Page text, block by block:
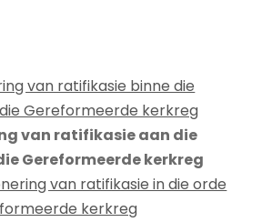
van ratifikasie binne die
Gereformeerde kerkreg
van ratifikasie aan die
Gereformeerde kerkreg
van ratifikasie in die orde
kerkreg